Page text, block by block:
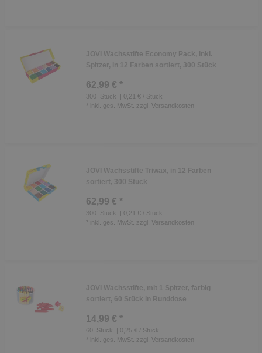
JOVI Wachsstifte Economy Pack, inkl.
Spitzer, in 12 Farben sortiert, 300 Stück
62,99 € *
300 Stück
| 0,21 € / Stück
* inkl. ges. MwSt. zzgl. Versandkosten
JOVI Wachsstifte Triwax, in 12 Farben
sortiert, 300 Stück
62,99 € *
300 Stück
| 0,21 € / Stück
* inkl. ges. MwSt. zzgl. Versandkosten
JOVI Wachsstifte, mit 1 Spitzer, farbig
sortiert, 60 Stück in Runddose
14,99 € *
60 Stück
| 0,25 € / Stück
* inkl. ges. MwSt. zzgl. Versandkosten